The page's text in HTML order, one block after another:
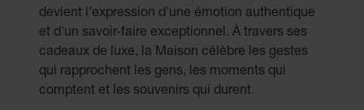
devient l'expression d'une émotion authentique
et d'un savoir-faire exceptionnel. À travers ses
cadeaux de luxe, la Maison célèbre les gestes
qui rapprochent les gens, les moments qui
comptent et les souvenirs qui durent.